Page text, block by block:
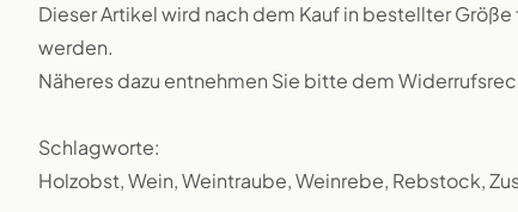
Dieser Artikel wird nach dem Kauf in bestellter
werden.
Näheres dazu entnehmen Sie bitte dem
Schlagworte:
Holzobst, Wein, Weintraube, Weinrebe, Rebstock,